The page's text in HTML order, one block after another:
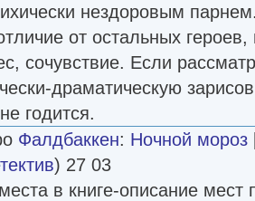
нездоровым
от остальных
сочувствие. Если
драматическую
годится.
Фалдбаккен: Ночной мороз
) 27 03
в книге-описание мест